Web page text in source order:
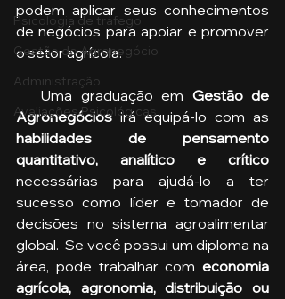
Psicologia de tráfego
Gestão do Agronegócio
Administração
Avaliações Psicológicas
podem aplicar seus conhecimentos
de negócios para apoiar e promover
o setor agrícola.
   Uma graduação em
Gestão de
Agronegócios
habilidades de pensamento
quantitativo, analítico e crítico
necessárias para ajudá-lo a ter
sucesso como líder e tomador de
decisões no sistema agroalimentar
global.  Se você possui um diploma na
área, pode trabalhar com economia
agrícola, agronomia, distribuição ou